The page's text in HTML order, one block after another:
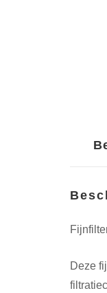
Deze